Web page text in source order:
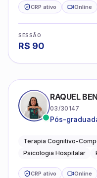
CRP ativo Online
SESSÃO
R$ 90
RAQUEL
03/30147
Pós-
Terapia Cognitivo-
Psicologia Hospitalar
CRP ativo Online